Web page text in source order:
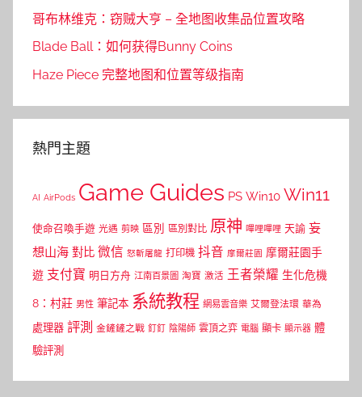
哥布林维克：窃贼大亨 – 全地图收集品位置攻略
Blade Ball：如何获得Bunny Coins
Haze Piece 完整地图和位置等级指南
熱門主題
AI AirPods Game Guides PS Win10 Win11
使命召喚手遊 光遇 剪映 區別 區別對比 原神 嗶哩嗶哩 天諭 妄
想山海 對比 微信 怒斬屠龍 打印機 抖音 摩爾莊園 摩爾莊園手
遊 支付寶 明日方舟 江南百景圖 淘寶 激活 王者榮耀 生化危機
8：村莊 男性 筆記本 系統教程 網易雲音樂 艾爾登法環 華為
處理器 評測 金鏟鏟之戰 釘釘 陰陽師 雲頂之弈 電腦 顯卡 顯示器 體
驗評測